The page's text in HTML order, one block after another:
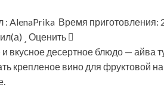
: AlenaPrika Время приготовления:
Оценить
вкусное десертное блюдо — айва
крепленое вино для фруктовой